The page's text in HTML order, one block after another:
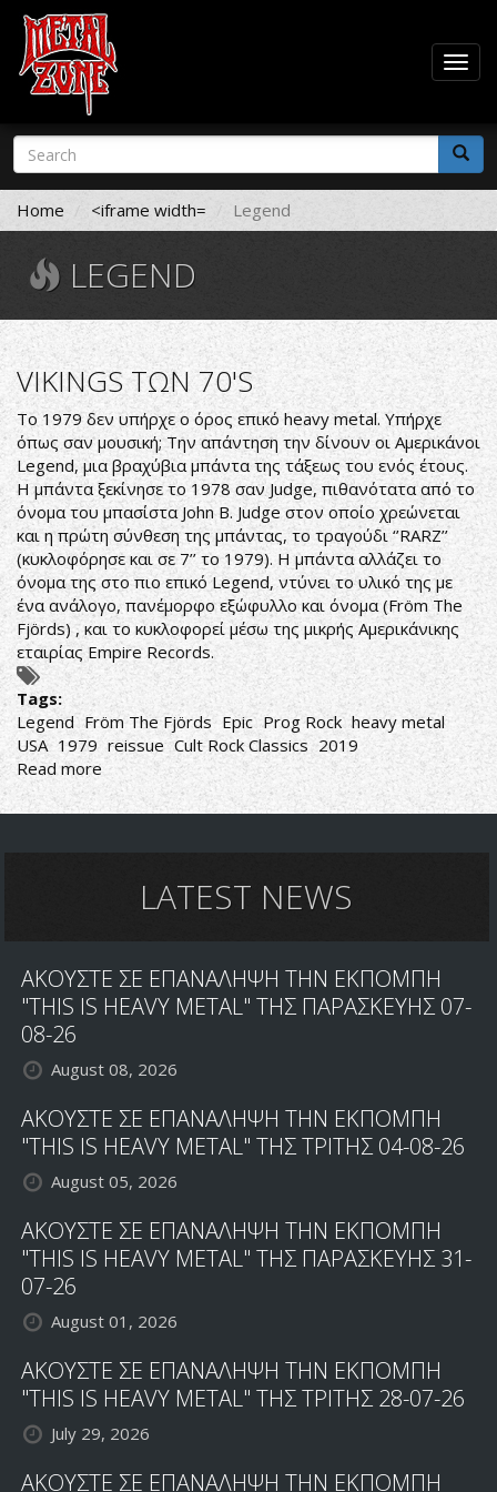
Skip
main
content
Search
form
Search
Home <iframe width= Legend
LEGEND
VIKINGS ΤΩΝ 70'S
Το 1979 δεν υπήρχε ο όρος επικό heavy metal. Υπήρχε
όπως σαν μουσική; Την απάντηση την δίνουν οι Αμερικάνοι
Legend, μια βραχύβια μπάντα της τάξεως του ενός έτους.
Η μπάντα ξεκίνησε το 1978 σαν Judge, πιθανότατα από το
όνομα του μπασίστα John B. Judge στον οποίο χρεώνεται
και η πρώτη σύνθεση της μπάντας, το τραγούδι ‘’RARZ’’
(κυκλοφόρησε και σε 7’’ το 1979). Η μπάντα αλλάζει το
όνομα της στο πιο επικό Legend, ντύνει το υλικό της με
ένα ανάλογο, πανέμορφο εξώφυλλο και όνομα (Fröm The
Fjörds) , και το κυκλοφορεί μέσω της μικρής Αμερικάνικης
εταιρίας Empire Records.
Tags:
Legend Fröm The Fjörds Epic Prog Rock heavy metal
USA 1979 reissue Cult Rock Classics 2019
Read more about
VIKINGS
ΤΩΝ
LATEST NEWS
ΑΚΟΥΣΤΕ ΣΕ ΕΠΑΝΑΛΗΨΗ ΤΗΝ ΕΚΠΟΜΠΗ
"THIS IS HEAVY METAL" ΤΗΣ ΠΑΡΑΣΚΕΥΗΣ 07-
08-26
August 08, 2026
ΑΚΟΥΣΤΕ ΣΕ ΕΠΑΝΑΛΗΨΗ ΤΗΝ ΕΚΠΟΜΠΗ
"THIS IS HEAVY METAL" ΤΗΣ ΤΡΙΤΗΣ 04-08-26
August 05, 2026
ΑΚΟΥΣΤΕ ΣΕ ΕΠΑΝΑΛΗΨΗ ΤΗΝ ΕΚΠΟΜΠΗ
"THIS IS HEAVY METAL" ΤΗΣ ΠΑΡΑΣΚΕΥΗΣ 31-
07-26
August 01, 2026
ΑΚΟΥΣΤΕ ΣΕ ΕΠΑΝΑΛΗΨΗ ΤΗΝ ΕΚΠΟΜΠΗ
"THIS IS HEAVY METAL" ΤΗΣ ΤΡΙΤΗΣ 28-07-26
July 29, 2026
ΑΚΟΥΣΤΕ ΣΕ ΕΠΑΝΑΛΗΨΗ ΤΗΝ ΕΚΠΟΜΠΗ